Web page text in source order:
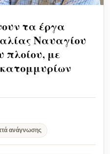
τα έργα
Ναυαγίου
πλοίου, με
ανάγνωσης